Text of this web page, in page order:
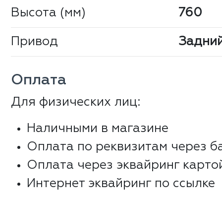
Высота (мм) 760
Привод
Оплата
Для физических лиц:
Наличными в магазине
Оплата по реквизитам через
Оплата через эквайринг
Интернет эквайринг по ссылке